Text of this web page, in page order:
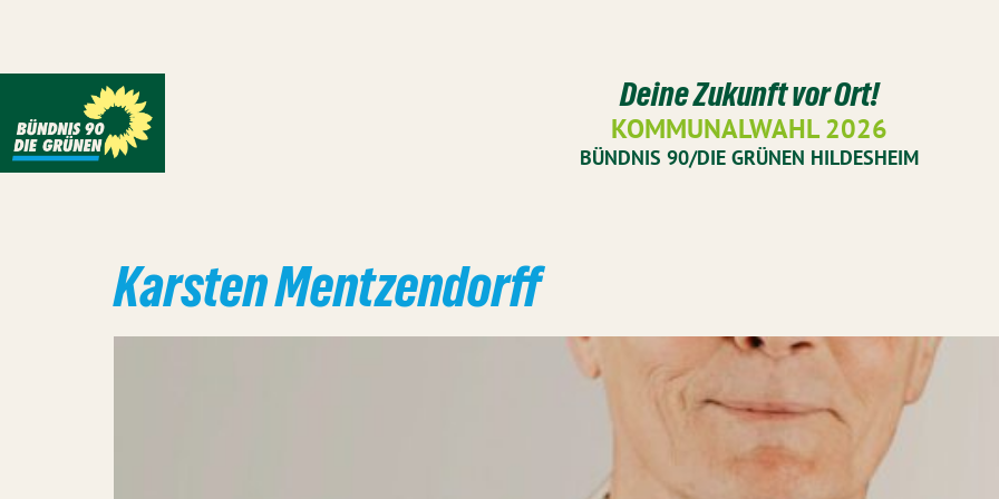
Deine Zukunft vor Ort!
KOMMUNALWAHL 2026
BÜNDNIS 90/DIE GRÜNEN HILDESHEIM
Karsten Mentzendorff